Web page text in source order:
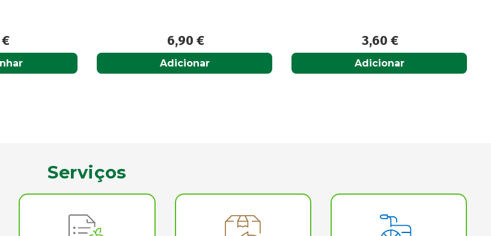
€ 3,60 €
Adicionar
10,95€
Adicionar
Serviços